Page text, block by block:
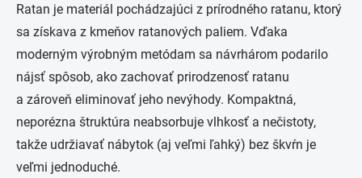
Ratan je materiál pochádzajúci z prírodného ratanu, ktorý
sa získava z kmeňov ratanových paliem. Vďaka
moderným výrobným metódam sa návrhárom podarilo
nájsť spôsob, ako zachovať prirodzenosť ratanu
a zároveň eliminovať jeho nevýhody. Kompaktná,
neporézna štruktúra neabsorbuje vlhkosť a nečistoty,
takže udržiavať nábytok (aj veľmi ľahký) bez škvŕn je
veľmi jednoduché.